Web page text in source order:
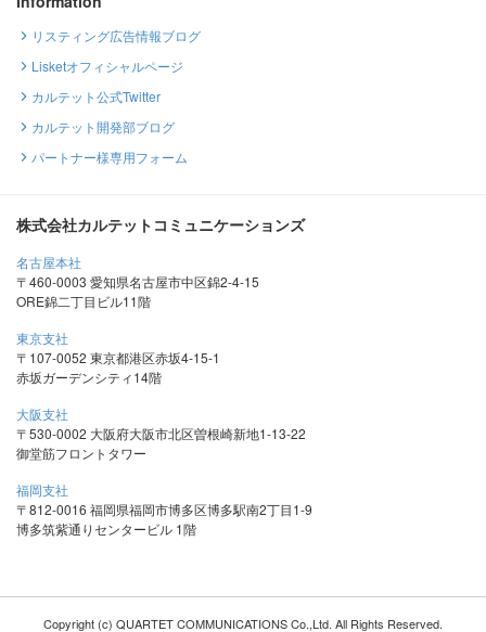
リスティング広告情報ブログ
Lisketオフィシャルページ
カルテット公式Twitter
カルテット開発部ブログ
パートナー様専用フォーム
株式会社カルテットコミュニケーションズ
名古屋本社
〒460-0003 愛知県名古屋市中区錦2-4-15
ORE錦二丁目ビル11階
東京支社
〒107-0052 東京都港区赤坂4-15-1
赤坂ガーデンシティ14階
大阪支社
〒530-0002 大阪府大阪市北区曽根崎新地1-13-22
御堂筋フロントタワー
福岡支社
〒812-0016 福岡県福岡市博多区博多駅南2丁目1-9
博多筑紫通りセンタービル 1階
Copyright (c) QUARTET COMMUNICATIONS Co.,Ltd. All Rights Reserved.